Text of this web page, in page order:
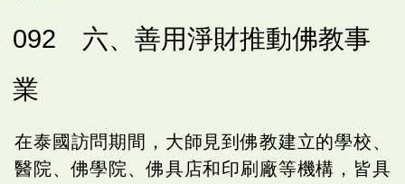
092 六、善用淨財推動佛教事
業
在泰國訪問期間，大師見到佛教建立的學校、
醫院、佛學院、佛具店和印刷廠等機構，皆具